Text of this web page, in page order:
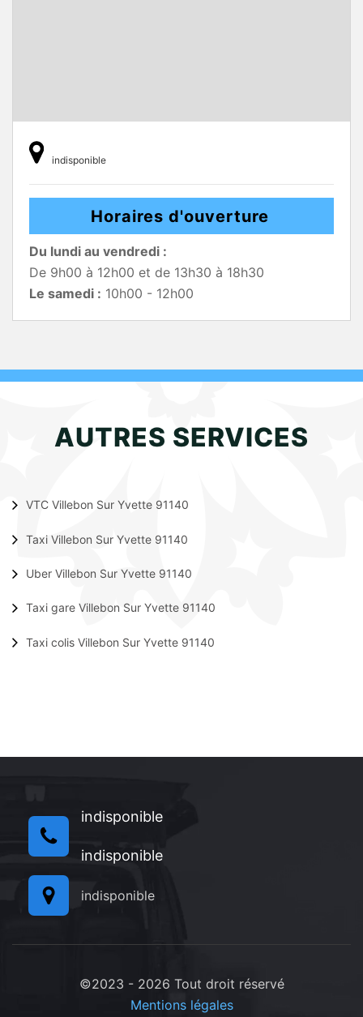
indisponible
Horaires d'ouverture
Du lundi au vendredi :
De 9h00 à 12h00 et de 13h30 à 18h30
Le samedi : 10h00 - 12h00
AUTRES SERVICES
VTC Villebon Sur Yvette 91140
Taxi Villebon Sur Yvette 91140
Uber Villebon Sur Yvette 91140
Taxi gare Villebon Sur Yvette 91140
Taxi colis Villebon Sur Yvette 91140
indisponible
indisponible
indisponible
©2023 - 2026 Tout droit réservé
Mentions légales